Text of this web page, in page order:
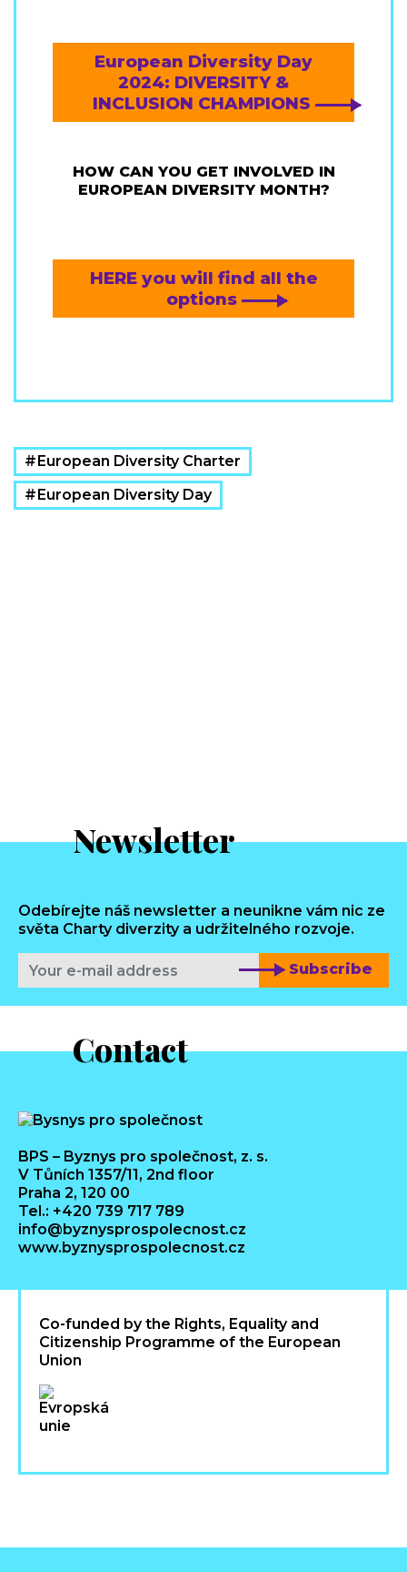
European Diversity Day
2024: DIVERSITY &
INCLUSION CHAMPIONS
HOW CAN YOU GET INVOLVED IN
EUROPEAN DIVERSITY MONTH?
HERE you will find all the
options
European Diversity Charter
European Diversity Day
Newsletter
Odebírejte náš newsletter a neunikne vám nic ze
světa Charty diverzity a udržitelného rozvoje.
Subscribe
Contact
BPS – Byznys pro společnost, z. s.
V Tůních 1357/11, 2nd floor
Praha 2, 120 00
Tel.: +420 739 717 789
info@byznysprospolecnost.cz
www.byznysprospolecnost.cz
Co-funded by the Rights, Equality and
Citizenship Programme of the European
Union